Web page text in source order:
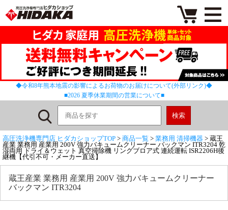
◆令和8年熊本地震の影響によるお荷物のお届けについて(外部リンク)◆
■2026 夏季休業期間の営業について■
高圧洗浄機専門店 ヒダカショップTOP > 商品一覧 > 業務用 清掃機器 > 蔵王
産業 業務用 産業用 200V 強力バキュームクリーナー バックマン ITR3204 乾
湿両用 ドライ＆ウェット 真空掃除機 リングブロア式 連続運転 ISR2206H後
継機【代引不可・メーカー直送】
蔵王産業 業務用 産業用 200V 強力バキュームクリーナー
バックマン ITR3204